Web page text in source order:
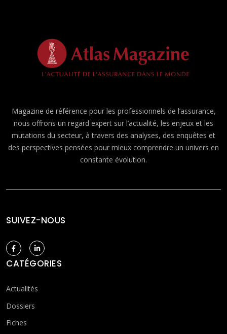
Magazine de référence pour les professionnels de l’assurance,
nous offrons un regard expert sur l’actualité, les enjeux et les
mutations du secteur, à travers des analyses, des enquêtes et
des perspectives pensées pour mieux comprendre un univers en
constante évolution.
SUIVEZ-NOUS
CATÉGORIES
Actualités
Dossiers
Fiches